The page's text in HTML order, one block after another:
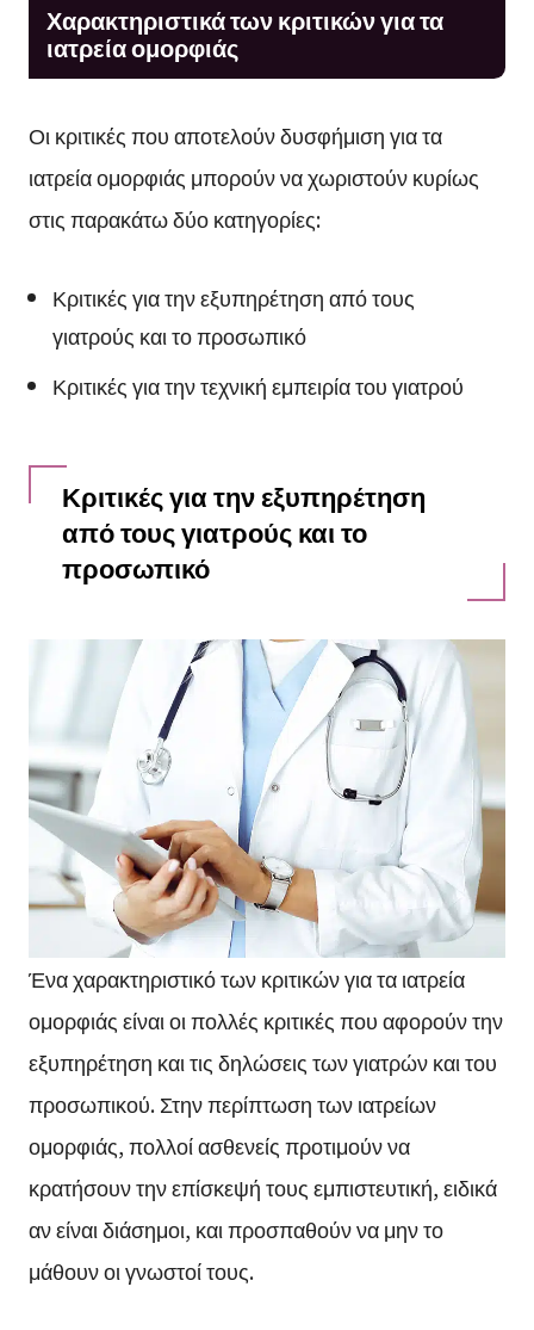
Χαρακτηριστικά των κριτικών για τα
ιατρεία ομορφιάς
Οι κριτικές που αποτελούν δυσφήμιση για τα
ιατρεία ομορφιάς μπορούν να χωριστούν κυρίως
στις παρακάτω δύο κατηγορίες:
Κριτικές για την εξυπηρέτηση από τους
γιατρούς και το προσωπικό
Κριτικές για την τεχνική εμπειρία του γιατρού
Κριτικές για την εξυπηρέτηση
από τους γιατρούς και το
προσωπικό
Ένα χαρακτηριστικό των κριτικών για τα ιατρεία
ομορφιάς είναι οι πολλές κριτικές που αφορούν την
εξυπηρέτηση και τις δηλώσεις των γιατρών και του
προσωπικού. Στην περίπτωση των ιατρείων
ομορφιάς, πολλοί ασθενείς προτιμούν να
κρατήσουν την επίσκεψή τους εμπιστευτική, ειδικά
αν είναι διάσημοι, και προσπαθούν να μην το
μάθουν οι γνωστοί τους.